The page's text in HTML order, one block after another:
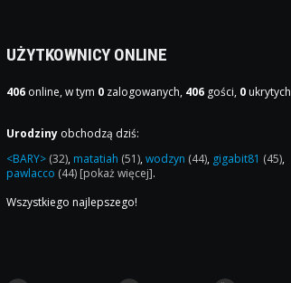
UŻYTKOWNICY ONLINE
406 online, w tym 0 zalogowanych, 406 gości, 0 ukrytych
Urodziny obchodzą dziś:
<BARY> (32), matatiah (51),wodzyn (44), gigabit81 (45),
pawlacco (44) [pokaż więcej].
Wszystkiego najlepszego!